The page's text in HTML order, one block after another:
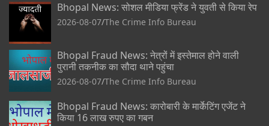
Bhopal News: सोशल मीडिया फ्रेंड ने युवती से किया रेप
2026-08-07 The Crime Info Bureau
Bhopal Fraud News: नेत्रों में इस्तेमाल होने वाली
पुरानी तकनीक का सौदा थाने पहुंचा
2026-08-07 The Crime Info Bureau
Bhopal Fraud News: कारोबारी के मार्केटिंग एजेंट ने
किया 16 लाख रुपए का गबन